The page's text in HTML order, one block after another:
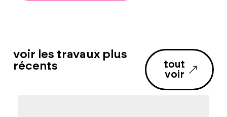
voir les travaux plus
récents
tout
voir